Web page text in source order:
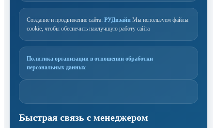
Создание и продвижение сайта: РУДизайн Мы используем файлы
cookie, чтобы обеспечить наилучшую работу сайта
Политика организации в отношении обработки
персональных данных